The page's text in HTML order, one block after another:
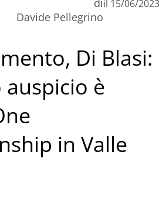
di
Davide Pellegrino
il 15/06/2023
Di Blasi:
è
in Valle